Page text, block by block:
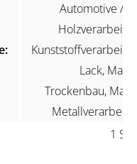
Automotive /
Lack,
Trockenbau,
1